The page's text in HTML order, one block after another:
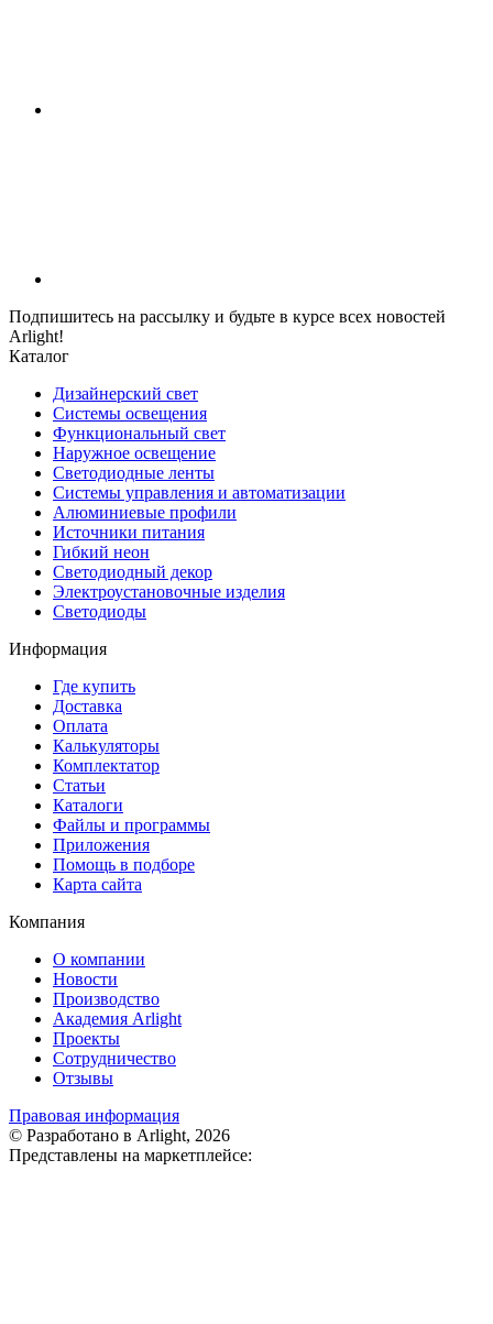
Подпишитесь на рассылку и будьте в курсе всех новостей
Arlight!
Каталог
Дизайнерский свет
Системы освещения
Функциональный свет
Наружное освещение
Светодиодные ленты
Системы управления и автоматизации
Алюминиевые профили
Источники питания
Гибкий неон
Светодиодный декор
Электроустановочные изделия
Светодиоды
Информация
Где купить
Доставка
Оплата
Калькуляторы
Комплектатор
Статьи
Каталоги
Файлы и программы
Приложения
Помощь в подборе
Карта сайта
Компания
О компании
Новости
Производство
Академия Arlight
Проекты
Сотрудничество
Отзывы
Правовая информация
© Разработано в Arlight, 2026
Представлены на маркетплейсе: